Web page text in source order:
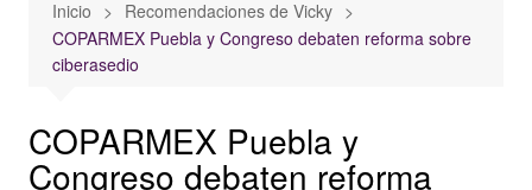
Inicio
Recomendaciones de Vicky
COPARMEX Puebla y Congreso debaten reforma sobre
ciberasedio
COPARMEX Puebla y
Congreso debaten reforma